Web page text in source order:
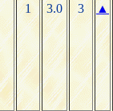
1 3.0 3 ▲